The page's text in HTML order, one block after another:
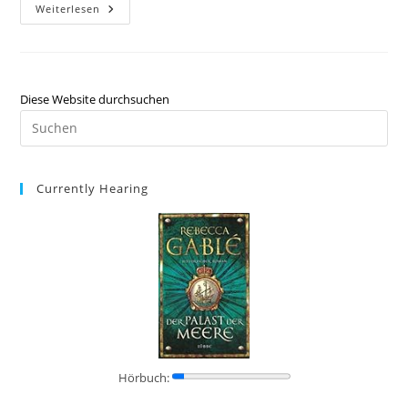
Weiterlesen
Diese Website durchsuchen
Currently Hearing
Hörbuch: